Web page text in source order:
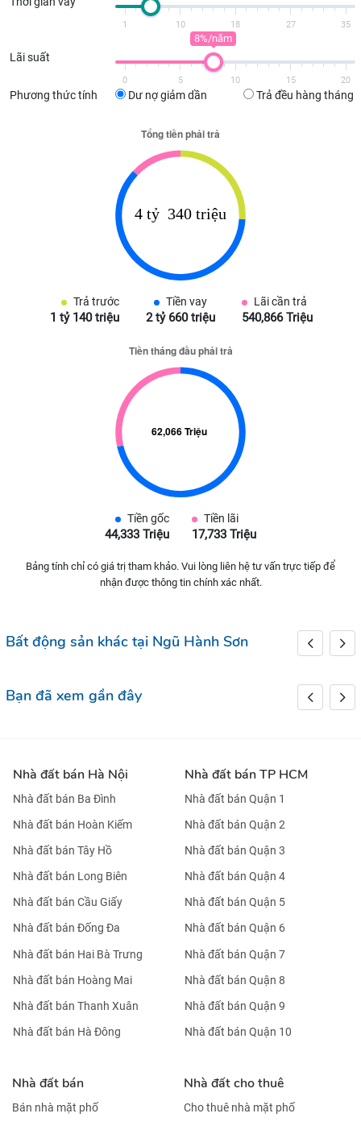
1 10 18 27 35
Lãi suất
8%/năm
0 5 10 15 20
Phương thức tính Dư nợ giảm dần Trả đều hàng tháng
Trả trước
1 tỷ 140 triệu
Tiền vay
2 tỷ 660 triệu
Lãi cần trả
540,866 Triệu
Tiền gốc
44,333 Triệu
Tiền lãi
17,733 Triệu
Bảng tính chỉ có giá trị tham khảo. Vui lòng liên hệ tư vấn trực tiếp để
nhận được thông tin chính xác nhất.
Bất động sản khác tại Ngũ Hành Sơn
Bạn đã xem gần đây
Nhà đất bán Hà Nội
Nhà đất bán Ba Đình
Nhà đất bán Hoàn Kiếm
Nhà đất bán Tây Hồ
Nhà đất bán Long Biên
Nhà đất bán Cầu Giấy
Nhà đất bán Đống Đa
Nhà đất bán Hai Bà Trưng
Nhà đất bán Hoàng Mai
Nhà đất bán Thanh Xuân
Nhà đất bán Hà Đông
Nhà đất bán TP HCM
Nhà đất bán Quận 1
Nhà đất bán Quận 2
Nhà đất bán Quận 3
Nhà đất bán Quận 4
Nhà đất bán Quận 5
Nhà đất bán Quận 6
Nhà đất bán Quận 7
Nhà đất bán Quận 8
Nhà đất bán Quận 9
Nhà đất bán Quận 10
Nhà đất bán
Bán nhà mặt phố
Nhà đất cho thuê
Cho thuê nhà mặt phố